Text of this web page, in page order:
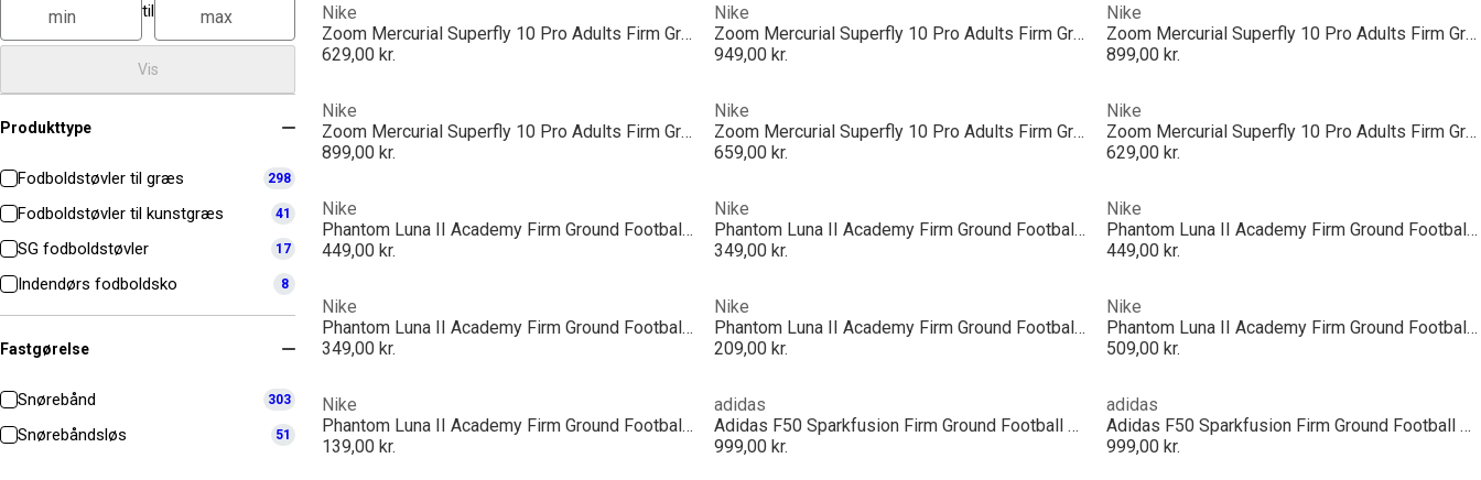
til
Vis
Produkttype
Fodboldstøvler til græs 298
Fodboldstøvler til kunstgræs 41
SG fodboldstøvler 17
Indendørs fodboldsko 8
Fastgørelse
Snørebånd 303
Snørebåndsløs 51
Nike
Zoom Mercurial Superfly 10 Pro Adults Firm Ground Football Boots
629,00 kr.
Nike
Zoom Mercurial Superfly 10 Pro Adults Firm Ground Football Boots
949,00 kr.
Nike
Zoom Mercurial Superfly 10 Pro Adults Firm Ground Football Boots
899,00 kr.
Nike
Zoom Mercurial Superfly 10 Pro Adults Firm Ground Football Boots
899,00 kr.
Nike
Zoom Mercurial Superfly 10 Pro Adults Firm Ground Football Boots
659,00 kr.
Nike
Zoom Mercurial Superfly 10 Pro Adults Firm Ground Football Boots
629,00 kr.
Nike
Phantom Luna II Academy Firm Ground Football Boots
449,00 kr.
Nike
Phantom Luna II Academy Firm Ground Football Boots
349,00 kr.
Nike
Phantom Luna II Academy Firm Ground Football Boots
449,00 kr.
Nike
Phantom Luna II Academy Firm Ground Football Boots
349,00 kr.
Nike
Phantom Luna II Academy Firm Ground Football Boots
209,00 kr.
Nike
Phantom Luna II Academy Firm Ground Football Boots
509,00 kr.
Nike
Phantom Luna II Academy Firm Ground Football Boots
139,00 kr.
adidas
Adidas F50 Sparkfusion Firm Ground Football Boots
999,00 kr.
adidas
Adidas F50 Sparkfusion Firm Ground Football Boots
999,00 kr.